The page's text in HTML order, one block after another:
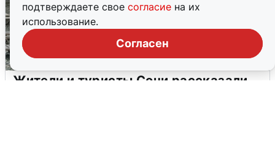
подтверждаете свое согласие на их
использование.
Согласен
Жители и туристы Сочи рассказали